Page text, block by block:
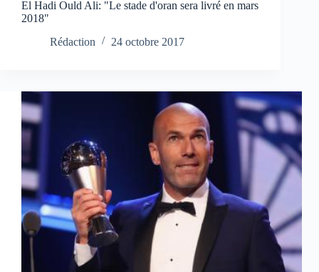
El Hadi Ould Ali: "Le stade d'oran sera livré en mars
2018"
Rédaction
24 octobre 2017